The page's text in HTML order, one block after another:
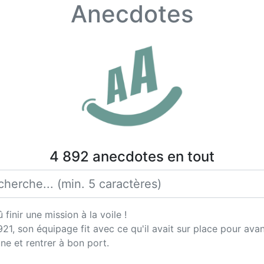
Anecdotes
4 892 anecdotes en tout
finir une mission à la voile !
son équipage fit avec ce qu'il avait sur place pour
et rentrer à bon port.